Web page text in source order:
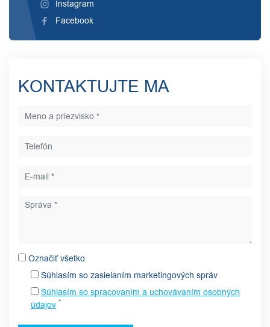
Instagram
Facebook
KONTAKTUJTE MA
Označiť všetko
Súhlasím so zasielaním marketingových správ
Súhlasím so spracovaním a uchovávaním osobných
údajov *